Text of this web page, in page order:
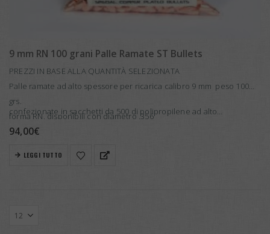
9 mm RN 100 grani Palle Ramate ST Bullets
PREZZI IN BASE ALLA QUANTITÀ SELEZIONATA
Palle ramate ad alto spessore per ricarica calibro 9 mm peso 100
grs.
forma RN, disponibili con diametro .356
confezionate in sacchetti da 500 di polipropilene ad alto…
94,00€
LEGGI TUTTO